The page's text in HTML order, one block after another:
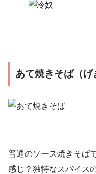
あて焼きそば（げ
普通のソース焼きそば
感じ？独特なスパイス